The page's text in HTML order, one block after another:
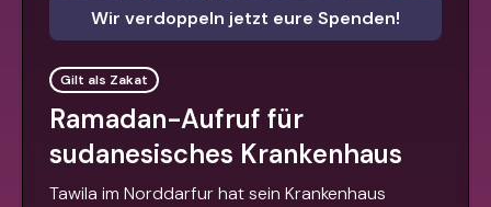
Wir verdoppeln jetzt eure Spenden!
Gilt als Zakat
Ramadan-Aufruf für
sudanesisches Krankenhaus
Tawila im Norddarfur hat sein Krankenhaus